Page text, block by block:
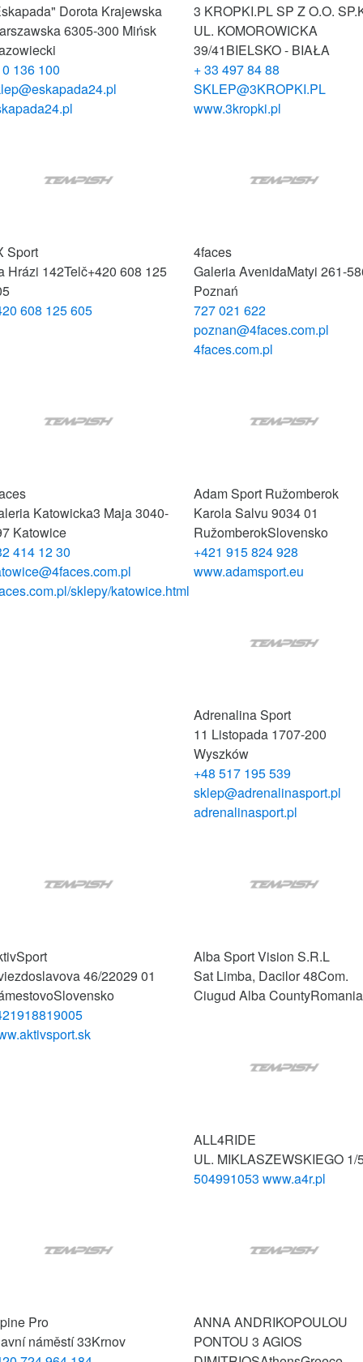
Dorota Krajewska
6305-300 Mińsk
136 100
3 KROPKI.PL SP Z O.O.
UL. KOMOROWICKA
39/41BIELSKO - BIAŁA
+ 33 497 84 88
SKLEP@3KROPKI.PL
www.3kropki.pl
Sport
Hrázi 142Telč+420 608 125
608 125 605
4faces
Galeria AvenidaMatyi 261-
Poznań
727 021 622
poznan@4faces.com.pl
4faces.com.pl
Katowicka3 Maja 3040-
Katowice
414 12 30
sklepy/katowice.html
Adam Sport Ružomberok
Karola Salvu 9034 01
RužomberokSlovensko
+421 915 824 928
www.adamsport.eu
Adrenalina Sport
11 Listopada 1707-200
Wyszków
+48 517 195 539
sklep@adrenalinasport.pl
adrenalinasport.pl
46/22029 01
Slovensko
Alba Sport Vision S.R.L
Sat Limba, Dacilor 48Com.
Ciugud Alba CountyRomania
ALL4RIDE
UL. MIKLASZEWSKIEGO 1/
504991053 www.a4r.pl
Pro
náměstí 33Krnov
ANNA ANDRIKOPOULOU
PONTOU 3 AGIOS